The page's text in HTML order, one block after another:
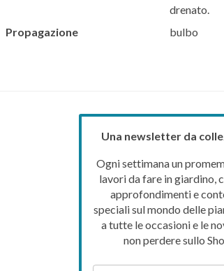
drenato.
Propagazione
bulbo
Una newsletter da
Ogni settimana un
lavori da fare in giardino,
approfondimenti e
speciali sul mondo delle
a tutte le occasioni e le
non perdere sullo